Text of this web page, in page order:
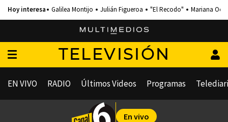
Galilea Montijo Julián Figueroa "El Recodo" Mariana
TELEVISIÓN
EN VIVO RADIO Últimos Videos Programas
En vivo